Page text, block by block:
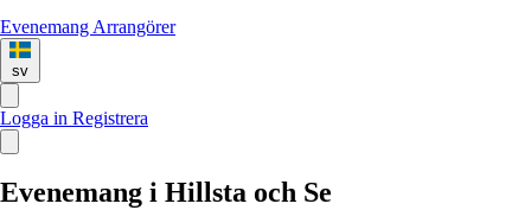
Evenemang Arrangörer
sv
Logga in Registrera
Evenemang i Hillsta och Se